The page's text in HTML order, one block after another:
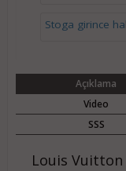
Stoga girince
Açıklama
Video
SSS
Louis Vuitton